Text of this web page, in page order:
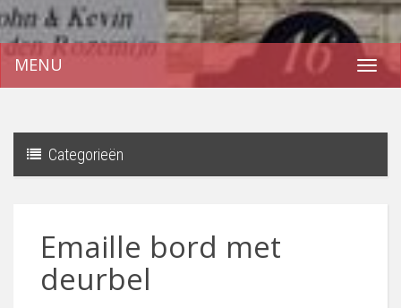
MENU
Categorieën
Emaille bord met
deurbel